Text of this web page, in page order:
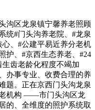
区龙泉镇宁馨养老照顾
统#门头沟养老院、#龙泉
、#公建平易近养分老机
护、#京西生态养老、#24
齿老龄化程度不竭加
办事专业、收费合理的养
题。正在京西门头沟龙泉
机构 ——市门头沟区龙
的、全维度的照护系统取